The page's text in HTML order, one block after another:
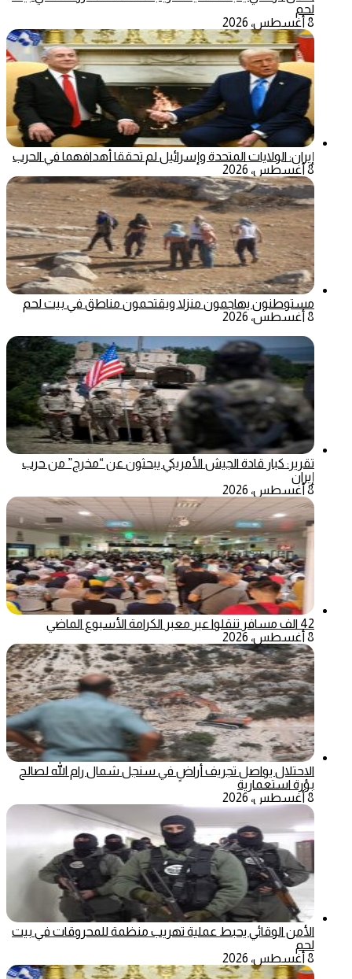
لحم
8 أغسطس، 2026
إيران: الولايات المتحدة وإسرائيل لم تحققا أهدافهما في الحرب
8 أغسطس، 2026
مستوطنون يهاجمون منزلا ويقتحمون مناطق في بيت لحم
8 أغسطس، 2026
تقرير: كبار قادة الجيش الأمريكي يبحثون عن “مخرج” من حرب
إيران
8 أغسطس، 2026
42 الف مسافر تنقلوا عبر معبر الكرامة الأسبوع الماضي
8 أغسطس، 2026
الاحتلال يواصل تجريف أراضٍ في سنجل شمال رام الله لصالح
بؤرة استعمارية
8 أغسطس، 2026
الأمن الوقائي يحبط عملية تهريب منظمة للمحروقات في بيت
لحم
8 أغسطس، 2026